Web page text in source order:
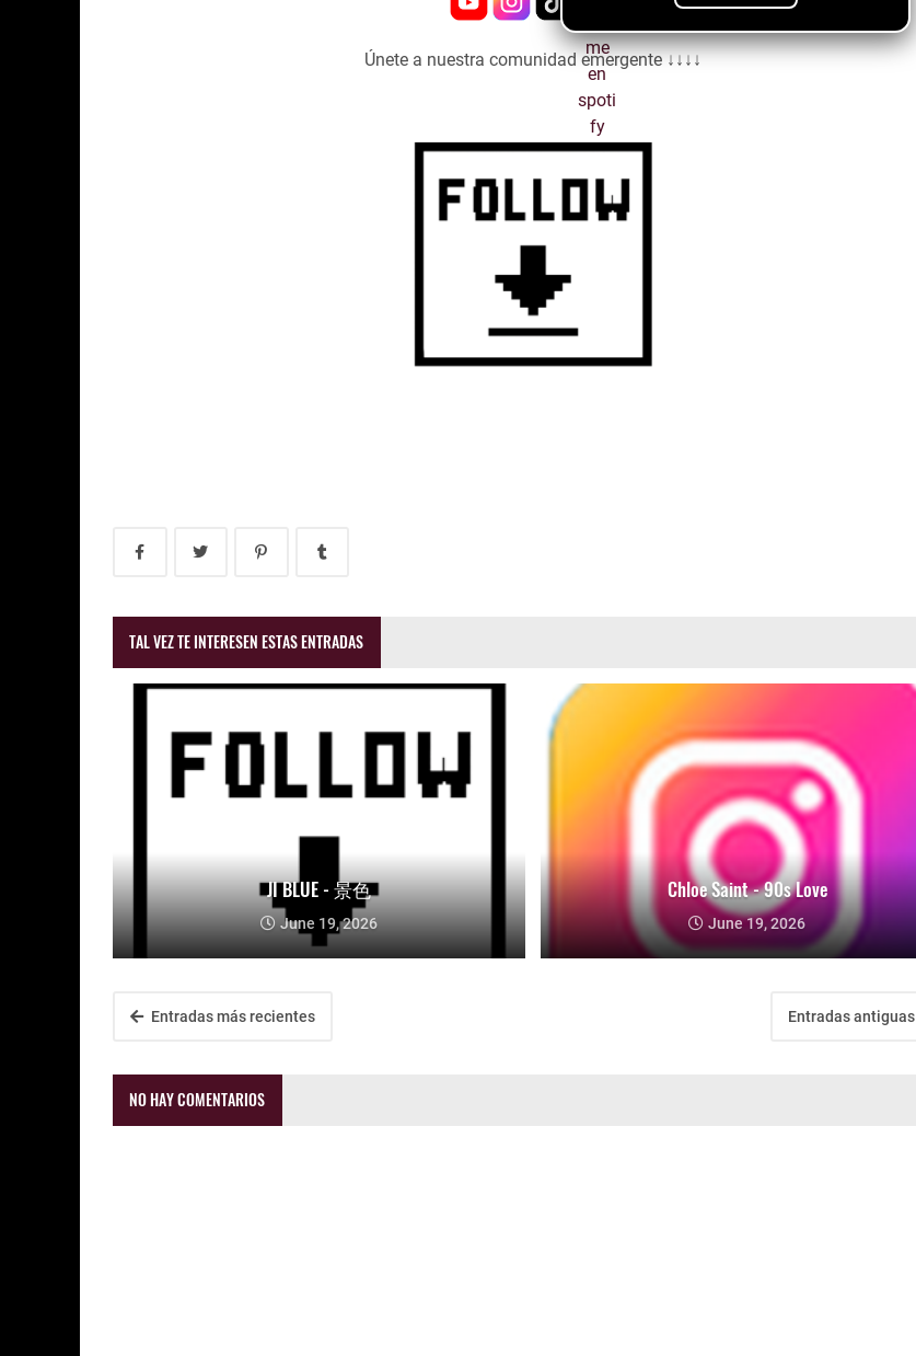
Únete a nuestra comunidad emergente ↓↓↓↓
TAL VEZ TE INTERESEN ESTAS ENTRADAS
JI BLUE - 景色
June 19, 2026
Chloe Saint - 90s Love
June 19, 2026
Entradas más recientes Entradas antiguas
NO HAY COMENTARIOS